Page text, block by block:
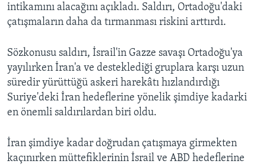
intikamını alacağını açıkladı. Saldırı, Ortadoğu'daki
çatışmaların daha da tırmanması riskini arttırdı.
Sözkonusu saldırı, İsrail'in Gazze savaşı Ortadoğu'ya
yayılırken İran'a ve desteklediği gruplara karşı uzun
süredir yürüttüğü askeri harekâtı hızlandırdığı
Suriye'deki İran hedeflerine yönelik şimdiye kadarki
en önemli saldırılardan biri oldu.
İran şimdiye kadar doğrudan çatışmaya girmekten
kaçınırken müttefiklerinin İsrail ve ABD hedeflerine